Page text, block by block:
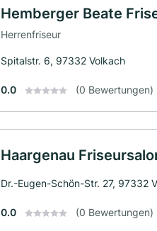
Hemberger Beate
Herrenfriseur
Spitalstr. 6, 97332 Volkach
0.0 (0 Bewertungen)
Haargenau
Dr.-Eugen-Schön-Str. 27, 97332
0.0 (0 Bewertungen)